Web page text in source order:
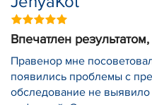
Впечатлен
Правенор мне
появились проблемы с
обследование не выявило